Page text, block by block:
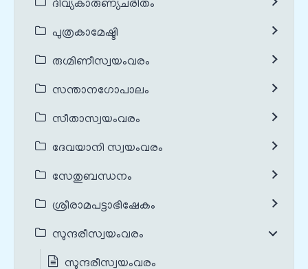
ദിവ്യകാരുണ്യചരിതം
പുത്രകാമേഷ്ടി
രുഗ്മിണീസ്വയംവരം
സന്താനഗോപാലം
സീതാസ്വയംവരം
ദേവയാനി സ്വയംവരം
സേതുബന്ധനം
ശ്രീരാമപട്ടാഭിഷേകം
സുന്ദരീസ്വയംവരം
സുന്ദരീസ്വയംവരം